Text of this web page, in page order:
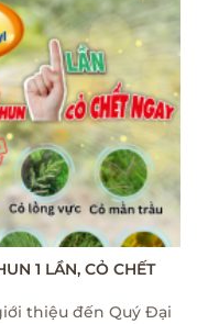
1 LẦN, CỎ CHẾT
thiệu đến Quý Đại